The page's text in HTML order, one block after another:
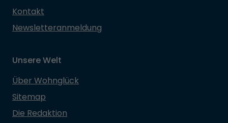
Kontakt
Newsletteranmeldung
Unsere Welt
Über Wohnglück
Sitemap
Die Redaktion